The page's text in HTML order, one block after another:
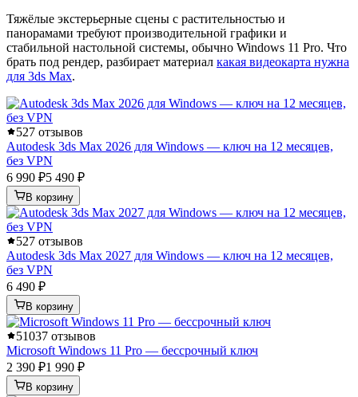
Тяжёлые экстерьерные сцены с растительностью и
панорамами требуют производительной графики и
стабильной настольной системы, обычно Windows 11 Pro. Что
брать под рендер, разбирает материал какая видеокарта нужна
для 3ds Max.
527 отзывов
Autodesk 3ds Max 2026 для Windows — ключ на 12 месяцев,
без VPN
6 990 ₽5 490 ₽
В корзину
527 отзывов
Autodesk 3ds Max 2027 для Windows — ключ на 12 месяцев,
без VPN
6 490 ₽
В корзину
51037 отзывов
Microsoft Windows 11 Pro — бессрочный ключ
2 390 ₽1 990 ₽
В корзину